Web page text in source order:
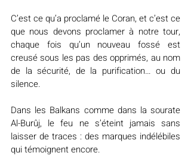
C’est ce qu’a proclamé le Coran, et c’est ce
que nous devons proclamer à notre tour,
chaque fois qu’un nouveau fossé est
creusé sous les pas des opprimés, au nom
de la sécurité, de la purification… ou du
silence.
Dans les Balkans comme dans la sourate
Al-Burûj, le feu ne s’éteint jamais sans
laisser de traces : des marques indélébiles
qui témoignent encore.